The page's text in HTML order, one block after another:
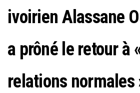
ivoirien Alassane
a prôné le retour à
relations normales